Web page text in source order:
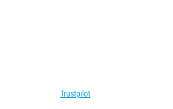
Trustpilot